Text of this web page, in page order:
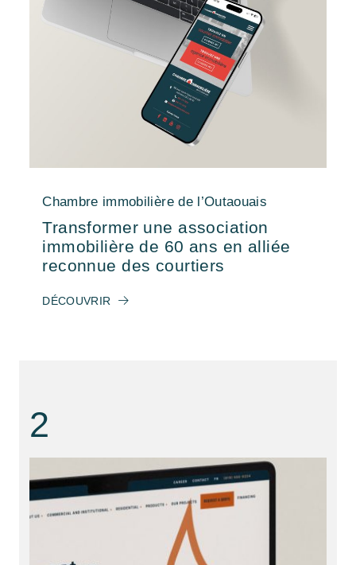
Chambre immobilière de l’Outaouais
Transformer une association
immobilière de 60 ans en alliée
reconnue des courtiers
DÉCOUVRIR
2